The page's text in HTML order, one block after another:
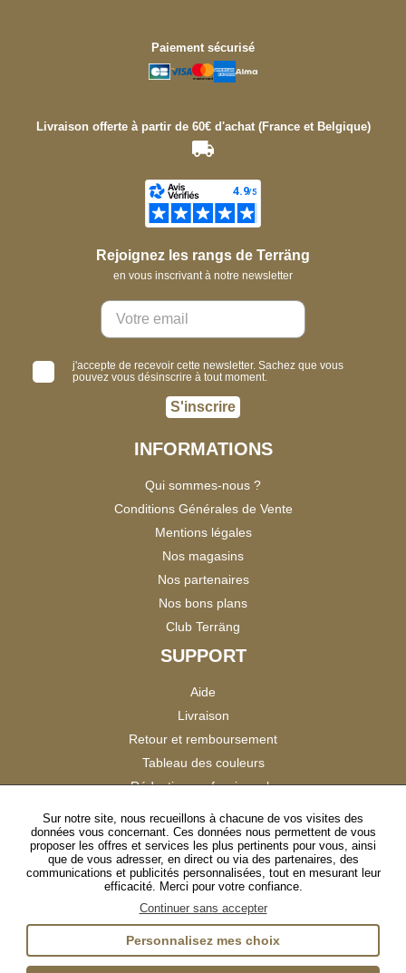
Paiement sécurisé
Livraison offerte à partir de 60€ d'achat (France et Belgique)
Rejoignez les rangs de Terräng
en vous inscrivant à notre newsletter
j'accepte de recevoir cette newsletter. Sachez que vous
pouvez vous désinscrire à tout moment.
S'inscrire
INFORMATIONS
Qui sommes-nous ?
Conditions Générales de Vente
Mentions légales
Nos magasins
Nos partenaires
Nos bons plans
Club Terräng
SUPPORT
Aide
Livraison
Retour et remboursement
Tableau des couleurs
Réduction professionnels
Satisfaction Clients
SUIVEZ-NOUS
InstagramTikTokFacebookYouTubeLinkedIn
Sur notre site, nous recueillons à chacune de vos visites des
données vous concernant. Ces données nous permettent de vous
proposer les offres et services les plus pertinents pour vous, ainsi
que de vous adresser, en direct ou via des partenaires, des
communications et publicités personnalisées, tout en mesurant leur
efficacité. Merci pour votre confiance.
Continuer sans accepter
Personnalisez mes choix